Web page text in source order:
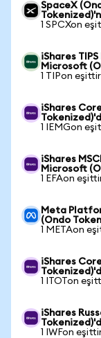
SpaceX
1 SPCXon
iShares
Microsoft
1 TIPon
iShares
1 IEMGon
iShares
Microsoft
1 EFAon
Meta
(Ondo
1 METAon
iShares
1 ITOTon
iShares
1 IWFon